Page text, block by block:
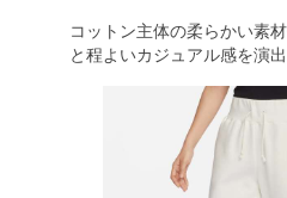
コットン主体の柔らかい素
と程よいカジュアル感を演出